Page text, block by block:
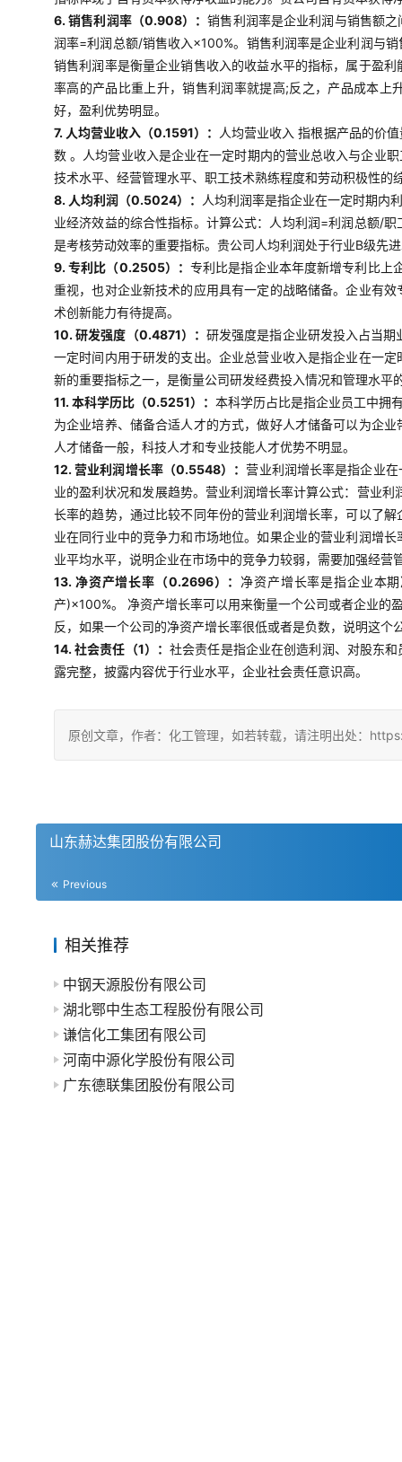
6. 销售利润率（0.908）：销售利润率是企业利润与销售额
润率=利润总额/销售收入×100%。销售利润率是企业利润与
销售利润率是衡量企业销售收入的收益水平的指标，属于盈
率高的产品比重上升，销售利润率就提高;反之，产品成本
好，盈利优势明显。
7. 人均营业收入（0.1591）：
人均营业收入 指根据产品的价
数 。人均营业收入是企业在一定时期内的营业总收入与企业
技术水平、经营管理水平、职工技术熟练程度和劳动积极性
8. 人均利润（0.5024）：
人均利润率是指企业在一定时期内
业经济效益的综合性指标。计算公式：人均利润=利润总额/
是考核劳动效率的重要指标。贵公司人均利润处于行业B级先
9. 专利比（0.2505）： 专利比是指企业本年度新增专利比上
重视，也对企业新技术的应用具有一定的战略储备。企业有
术创新能力有待提高。
10. 研发强度（0.4871）： 研发强度是指企业研发投入占当
一定时间内用于研发的支出。企业总营业收入是指企业在一
新的重要指标之一，是衡量公司研发经费投入情况和管理水
11. 本科学历比（0.5251）： 本科学历占比是指企业员工中拥
为企业培养、储备合适人才的方式，做好人才储备可以为企
人才储备一般，科技人才和专业技能人才优势不明显。
12. 营业利润增长率（0.5548）：营业利润增长率是指企业
业的盈利状况和发展趋势。营业利润增长率计算公式：营业
长率的趋势，通过比较不同年份的营业利润增长率，可以了
业在同行业中的竞争力和市场地位。如果企业的营业利润增
业平均水平，说明企业在市场中的竞争力较弱，需要加强经
13. 净资产增长率（0.2696）： 净资产增长率是指企业本
产)×100%。 净资产增长率可以用来衡量一个公司或者企业的
反，如果一个公司的净资产增长率很低或者是负数，说明这
14. 社会责任（1）：社会责任是指企业在创造利润、对股东
露完整，披露内容优于行业水平，企业社会责任意识高。
原创文章，作者：化工管理，如若转载，请注明出处：
山东赫达集团股份有限公司
Previous
相关推荐
中钢天源股份有限公司
湖北鄂中生态工程股份有限公司
谦信化工集团有限公司
河南中源化学股份有限公司
广东德联集团股份有限公司